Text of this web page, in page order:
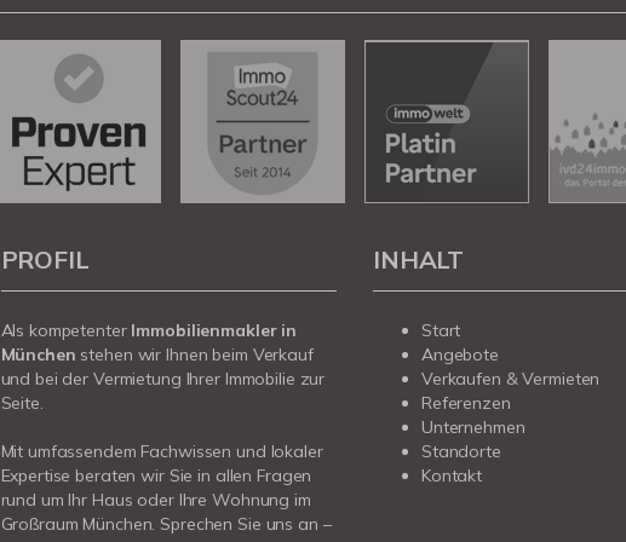
PROFIL
Als kompetenter Immobilienmakler in
München stehen wir Ihnen beim Verkauf
und bei der Vermietung Ihrer Immobilie zur
Seite.
Mit umfassendem Fachwissen und lokaler
Expertise beraten wir Sie in allen Fragen
rund um Ihr Haus oder Ihre Wohnung im
Großraum München. Sprechen Sie uns an –
INHALT
Start
Angebote
Verkaufen & Vermieten
Referenzen
Unternehmen
Standorte
Kontakt